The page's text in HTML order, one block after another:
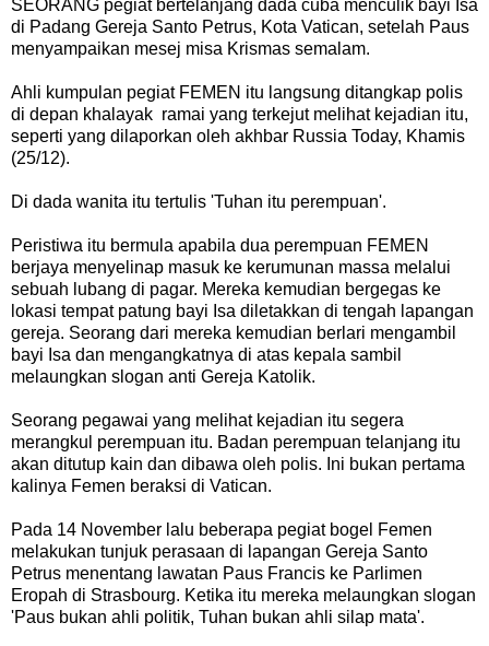
SEORANG pegiat bertelanjang dada cuba menculik bayi Isa
di Padang Gereja Santo Petrus, Kota Vatican, setelah Paus
menyampaikan mesej misa Krismas semalam.
Ahli kumpulan pegiat FEMEN itu langsung ditangkap polis
di depan khalayak ramai yang terkejut melihat kejadian itu,
seperti yang dilaporkan oleh akhbar Russia Today, Khamis
(25/12).
Di dada wanita itu tertulis 'Tuhan itu perempuan'.
Peristiwa itu bermula apabila dua perempuan FEMEN
berjaya menyelinap masuk ke kerumunan massa melalui
sebuah lubang di pagar. Mereka kemudian bergegas ke
lokasi tempat patung bayi Isa diletakkan di tengah lapangan
gereja. Seorang dari mereka kemudian berlari mengambil
bayi Isa dan mengangkatnya di atas kepala sambil
melaungkan slogan anti Gereja Katolik.
Seorang pegawai yang melihat kejadian itu segera
merangkul perempuan itu. Badan perempuan telanjang itu
akan ditutup kain dan dibawa oleh polis. Ini bukan pertama
kalinya Femen beraksi di Vatican.
Pada 14 November lalu beberapa pegiat bogel Femen
melakukan tunjuk perasaan di lapangan Gereja Santo
Petrus menentang lawatan Paus Francis ke Parlimen
Eropah di Strasbourg. Ketika itu mereka melaungkan slogan
'Paus bukan ahli politik, Tuhan bukan ahli silap mata'.